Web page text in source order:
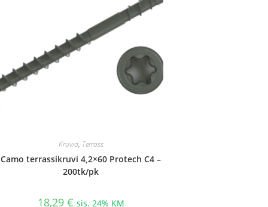
Kruvid, Terrass
Camo terrassikruvi 4,2×60 Protech C4 –
200tk/pk
18,29 € sis. 24% KM